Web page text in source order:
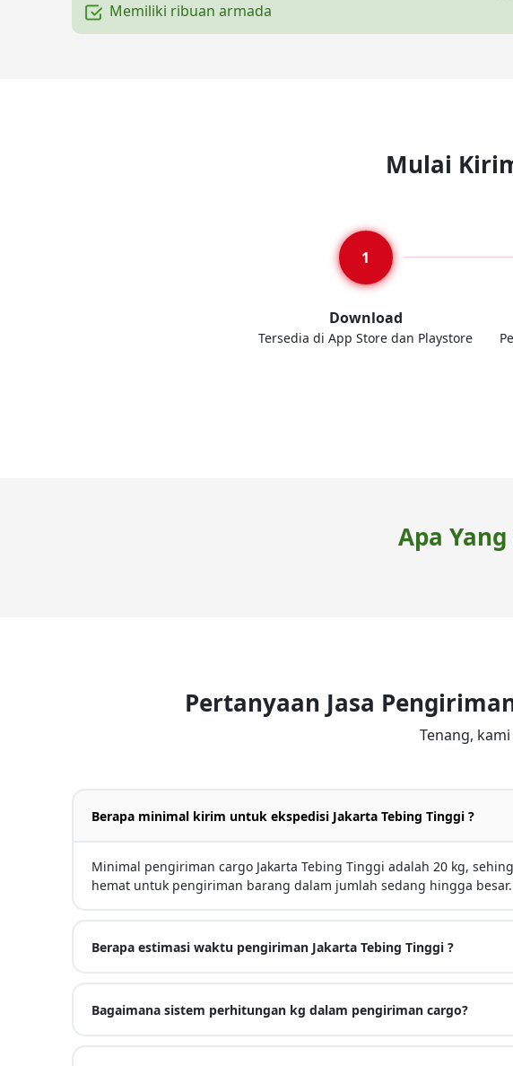
Memiliki ribuan armada
Mulai
Download
Tersedia di App Store dan Playstore
Apa
Pertanyaan Jasa
Tenang,
Berapa minimal kirim untuk ekspedisi Jakarta Tebing Tinggi ?
Minimal pengiriman cargo Jakarta Tebing Tinggi adalah 20 kg,
hemat untuk pengiriman barang dalam jumlah sedang hingga besar.
Berapa estimasi waktu pengiriman Jakarta Tebing Tinggi ?
Bagaimana sistem perhitungan kg dalam pengiriman cargo?